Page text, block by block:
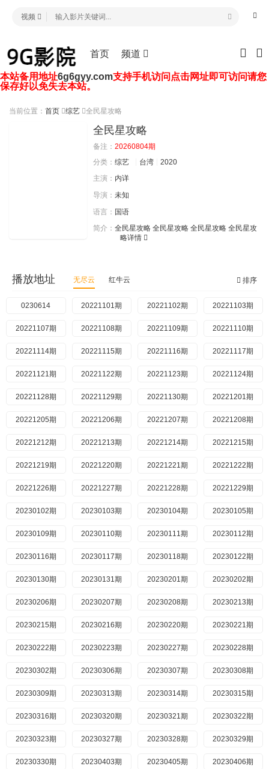
首页 频道
视频
本站备用地址6g6gyy.com支持手机访问点击网址即可访问请您
保存好以免失去本站。
当前位置： 首页 综艺 全民星攻略
全民星攻略
备注： 20260804期
分类： 综艺 台湾
2020
主演： 内详
导演： 未知
语言： 国语
简介： 全民星攻略 全民星攻略 全民星攻略 全民星攻
略详情
排序
播放地址 无尽云 红牛云
0230614 20221101期 20221102期 20221103期
20221107期 20221108期 20221109期 20221110期
20221114期 20221115期 20221116期 20221117期
20221121期 20221122期 20221123期 20221124期
20221128期 20221129期 20221130期 20221201期
20221205期 20221206期 20221207期 20221208期
20221212期 20221213期 20221214期 20221215期
20221219期 20221220期 20221221期 20221222期
20221226期 20221227期 20221228期 20221229期
20230102期 20230103期 20230104期 20230105期
20230109期 20230110期 20230111期 20230112期
20230116期 20230117期 20230118期 20230122期
20230130期 20230131期 20230201期 20230202期
20230206期 20230207期 20230208期 20230213期
20230215期 20230216期 20230220期 20230221期
20230222期 20230223期 20230227期 20230228期
20230302期 20230306期 20230307期 20230308期
20230309期 20230313期 20230314期 20230315期
20230316期 20230320期 20230321期 20230322期
20230323期 20230327期 20230328期 20230329期
20230330期 20230403期 20230405期 20230406期